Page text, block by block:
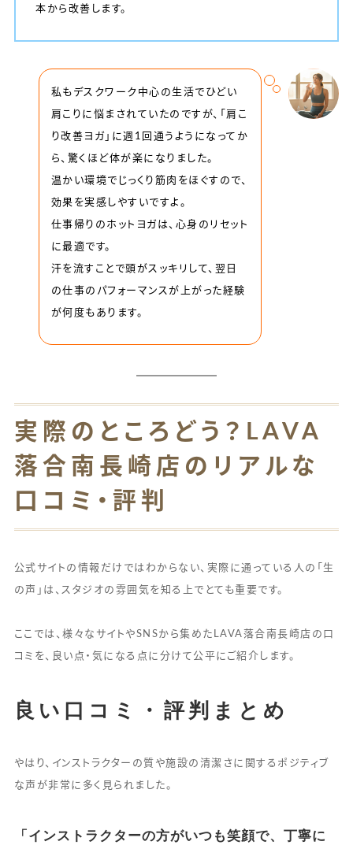
本から改善します。
私もデスクワーク中心の生活でひどい
肩こりに悩まされていたのですが、「肩こ
り改善ヨガ」に週1回通うようになってか
ら、驚くほど体が楽になりました。
温かい環境でじっくり筋肉をほぐすので、
効果を実感しやすいですよ。
仕事帰りのホットヨガは、心身のリセット
に最適です。
汗を流すことで頭がスッキリして、翌日
の仕事のパフォーマンスが上がった経験
が何度もあります。
実際のところどう？LAVA
落合南長崎店のリアルな
口コミ・評判
公式サイトの情報だけではわからない、実際に通っている人の「生
の声」は、スタジオの雰囲気を知る上でとても重要です。
ここでは、様々なサイトやSNSから集めたLAVA落合南長崎店の口
コミを、良い点・気になる点に分けて公平にご紹介します。
良い口コミ・評判まとめ
やはり、インストラクターの質や施設の清潔さに関するポジティブ
な声が非常に多く見られました。
「インストラクターの方がいつも笑顔で、丁寧に